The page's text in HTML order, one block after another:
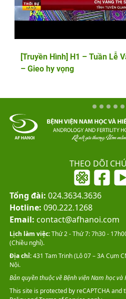
[Truyền Hình] H1 – Tuần Lễ
– Gieo hy vọng
THEO DÕI
Tổng đài: 024.3634.3636
Hotline: 090.222.1268
Email: contact@afhanoi.com
This site is protected by reCAPTCHA and
Lịch làm việc:Thứ 2 - Thứ 7: 7h30 -
(Chiều nghỉ).
Địa chỉ:431 Tam Trinh (Lô 07 – 3A Cụm
Nội.
Bản quyền thuộc về Bệnh viện Nam học và